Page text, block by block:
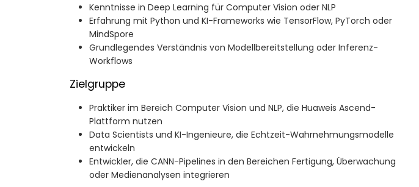
Kenntnisse in Deep Learning für Computer Vision oder NLP
Erfahrung mit Python und KI-Frameworks wie TensorFlow, PyTorch oder
MindSpore
Grundlegendes Verständnis von Modellbereitstellung oder Inferenz-
Workflows
Zielgruppe
Praktiker im Bereich Computer Vision und NLP, die Huaweis Ascend-
Plattform nutzen
Data Scientists und KI-Ingenieure, die Echtzeit-Wahrnehmungsmodelle
entwickeln
Entwickler, die CANN-Pipelines in den Bereichen Fertigung, Überwachung
oder Medienanalysen integrieren